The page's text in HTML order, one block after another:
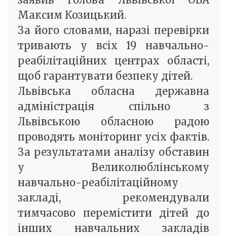
Максим Козицький.
За його словами, наразі перевірки
тривають у всіх 19 навчально-
реабілітаційних центрах області,
щоб гарантувати безпеку дітей.
Львівська обласна державна
адміністрація спільно з
Львівською обласною радою
проводять моніторинг усіх фактів.
За результатами аналізу обставин
у Великолюблінському
навчально-реабілітаційному
закладі, рекомендували
тимчасово перемістити дітей до
інших навчальних закладів